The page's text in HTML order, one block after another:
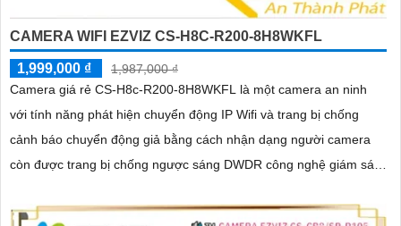
CAMERA WIFI EZVIZ CS-H8C-R200-8H8WKFL
1,999,000 ₫
1,987,000 ₫
Camera giá rẻ CS-H8c-R200-8H8WKFL là một camera an ninh
với tính năng phát hiện chuyển động IP Wifi và trang bị chống
cảnh báo chuyển động giả bằng cách nhận dạng người camera
còn được trang bị chống ngược sáng DWDR công nghệ giám sát
và có khe cắm thẻ nhớ Micro SD 512GB với khả năng thu âm và